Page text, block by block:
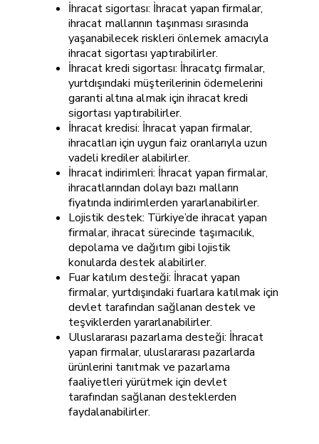
İhracat sigortası: İhracat yapan firmalar,
ihracat mallarının taşınması sırasında
yaşanabilecek riskleri önlemek amacıyla
ihracat sigortası yaptırabilirler.
İhracat kredi sigortası: İhracatçı firmalar,
yurtdışındaki müşterilerinin ödemelerini
garanti altına almak için ihracat kredi
sigortası yaptırabilirler.
İhracat kredisi: İhracat yapan firmalar,
ihracatları için uygun faiz oranlarıyla uzun
vadeli krediler alabilirler.
İhracat indirimleri: İhracat yapan firmalar,
ihracatlarından dolayı bazı malların
fiyatında indirimlerden yararlanabilirler.
Lojistik destek: Türkiye’de ihracat yapan
firmalar, ihracat sürecinde taşımacılık,
depolama ve dağıtım gibi lojistik
konularda destek alabilirler.
Fuar katılım desteği: İhracat yapan
firmalar, yurtdışındaki fuarlara katılmak için
devlet tarafından sağlanan destek ve
teşviklerden yararlanabilirler.
Uluslararası pazarlama desteği: İhracat
yapan firmalar, uluslararası pazarlarda
ürünlerini tanıtmak ve pazarlama
faaliyetleri yürütmek için devlet
tarafından sağlanan desteklerden
faydalanabilirler.